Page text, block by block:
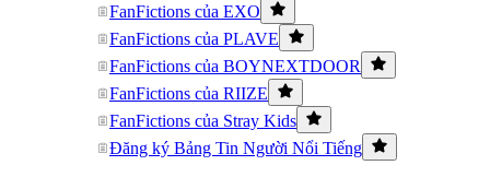
FanFictions của EXO
FanFictions của PLAVE
FanFictions của BOYNEXTDOOR
FanFictions của RIIZE
FanFictions của Stray Kids
Đăng ký Bảng Tin Người Nổi Tiếng